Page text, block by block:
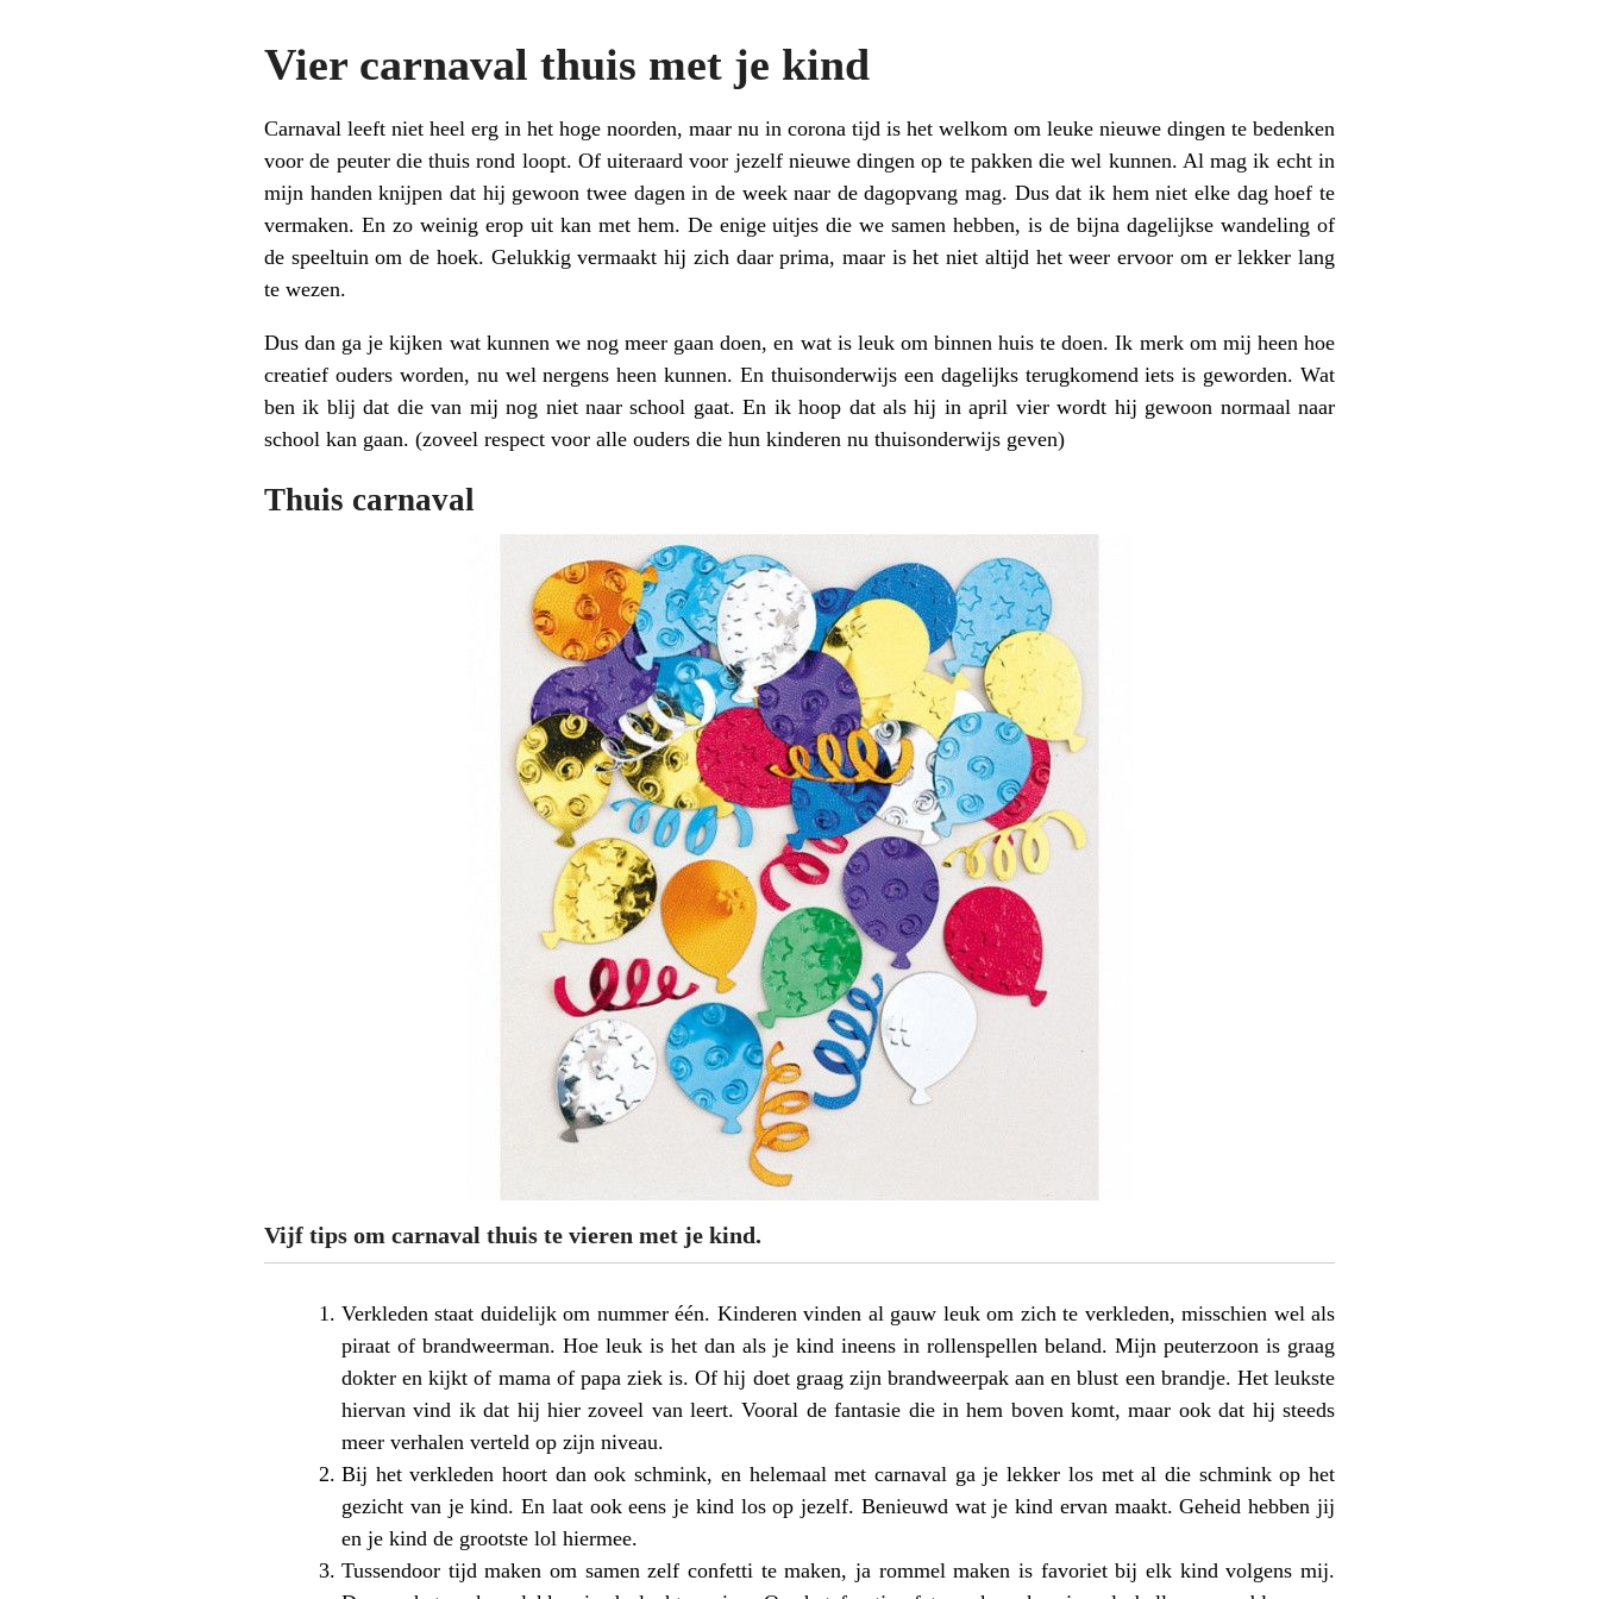
Vier carnaval thuis met je kind
Carnaval leeft niet heel erg in het hoge noorden, maar nu in corona tijd is het welkom om leuke nieuwe dingen te bedenken
voor de peuter die thuis rond loopt. Of uiteraard voor jezelf nieuwe dingen op te pakken die wel kunnen. Al mag ik echt in
mijn handen knijpen dat hij gewoon twee dagen in de week naar de dagopvang mag. Dus dat ik hem niet elke dag hoef te
vermaken. En zo weinig erop uit kan met hem. De enige uitjes die we samen hebben, is de bijna dagelijkse wandeling of
de speeltuin om de hoek. Gelukkig vermaakt hij zich daar prima, maar is het niet altijd het weer ervoor om er lekker lang
te wezen.
Dus dan ga je kijken wat kunnen we nog meer gaan doen, en wat is leuk om binnen huis te doen. Ik merk om mij heen hoe
creatief ouders worden, nu wel nergens heen kunnen. En thuisonderwijs een dagelijks terugkomend iets is geworden. Wat
ben ik blij dat die van mij nog niet naar school gaat. En ik hoop dat als hij in april vier wordt hij gewoon normaal naar
school kan gaan. (zoveel respect voor alle ouders die hun kinderen nu thuisonderwijs geven)
Thuis carnaval
Vijf tips om carnaval thuis te vieren met je kind.
Verkleden staat duidelijk om nummer één. Kinderen vinden al gauw leuk om zich te verkleden, misschien wel als
piraat of brandweerman. Hoe leuk is het dan als je kind ineens in rollenspellen beland. Mijn peuterzoon is graag
dokter en kijkt of mama of papa ziek is. Of hij doet graag zijn brandweerpak aan en blust een brandje. Het leukste
hiervan vind ik dat hij hier zoveel van leert. Vooral de fantasie die in hem boven komt, maar ook dat hij steeds
meer verhalen verteld op zijn niveau.
Bij het verkleden hoort dan ook schmink, en helemaal met carnaval ga je lekker los met al die schmink op het
gezicht van je kind. En laat ook eens je kind los op jezelf. Benieuwd wat je kind ervan maakt. Geheid hebben jij
en je kind de grootste lol hiermee.
Tussendoor tijd maken om samen zelf confetti te maken, ja rommel maken is favoriet bij elk kind volgens mij.